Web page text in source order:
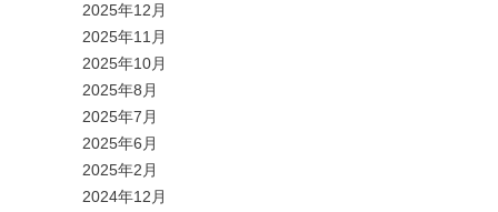
2025年12月
2025年11月
2025年10月
2025年8月
2025年7月
2025年6月
2025年2月
2024年12月